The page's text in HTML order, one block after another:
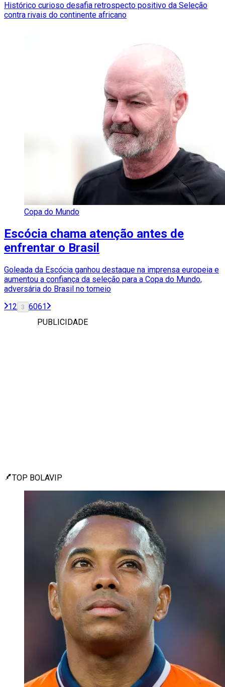
Histórico curioso desafia retrospecto positivo da Seleção
contra rivais do continente africano
Copa do Mundo
Escócia chama atenção antes de
enfrentar o Brasil
Goleada da Escócia ganhou destaque na imprensa europeia e
aumentou a confiança da seleção para a Copa do Mundo,
adversária do Brasil no torneio
12 3 6061
PUBLICIDADE
TOP BOLAVIP